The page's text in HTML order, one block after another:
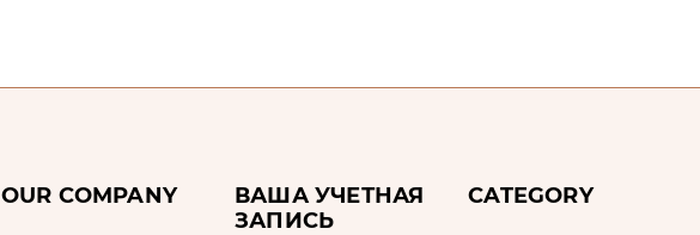
OUR COMPANY
ВАША УЧЕТНАЯ
ЗАПИСЬ
CATEGORY